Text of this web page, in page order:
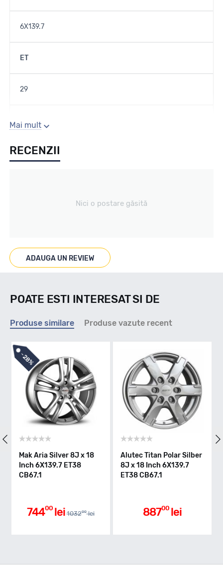
6X139.7
ET
29
Gaura centrala
100.1
Se poate cumpara doar la set de 4 buc! Kit montaj GRATUIT
in caz ca este nevoie!
Mai mult
RECENZII
Nici o postare găsită
ADAUGA UN REVIEW
POATE ESTI INTERESAT SI DE
Produse similare Produse vazute recent
-28%
Mak Aria Silver 8J x 18
Inch 6X139.7 ET38
CB67.1
74400 lei 103200 lei
Alutec Titan Polar Silber
8J x 18 Inch 6X139.7
ET38 CB67.1
88700 lei